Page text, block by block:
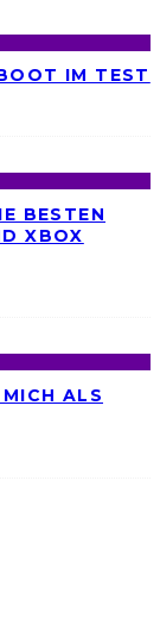
IM TEST
BESTEN
XBOX
ALS